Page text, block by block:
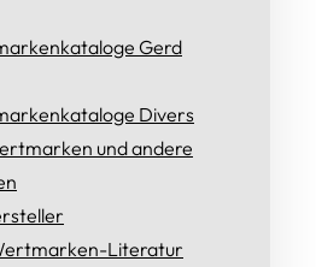
Gerd
Divers
und andere
Literatur